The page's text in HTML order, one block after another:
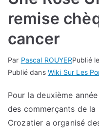
remise
cancer
Par Pascal ROUYERPublié le
Publié dans Wiki Sur Les
Pour la deuxième
des commerçants de la
Crozatier a organisé